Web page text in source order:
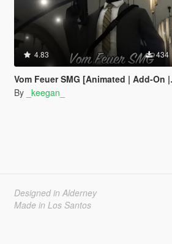
4.83 434
Vom Feuer SMG [Animated | Add-On | Lore Friendly | FiveM]
By _keegan_
Designed in Alderney
Made in Los Santos